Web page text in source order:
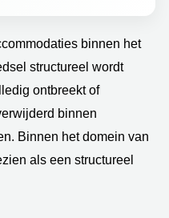
binnen het
structureel wordt
ontbreekt of
binnen
Binnen het domein van
als een structureel